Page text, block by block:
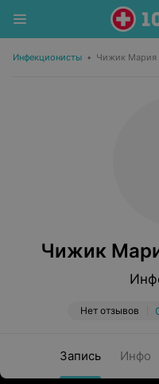
Инфекционисты • Чижик Мария
Чижик
Нет отзывов
Запись Инфо